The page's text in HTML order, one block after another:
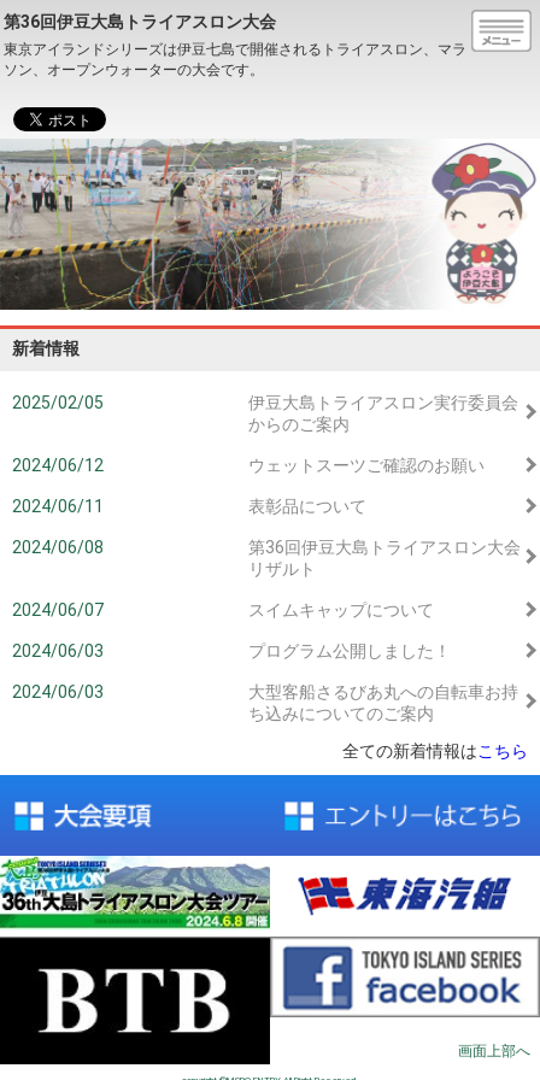
第36回伊豆大島トライアスロン大会
東京アイランドシリーズは伊豆七島で開催されるトライアスロン、マラ
ソン、オープンウォーターの大会です。
新着情報
2025/02/05
伊豆大島トライアスロン実行委員会
からのご案内
2024/06/12 ウェットスーツご確認のお願い
2024/06/11 表彰品について
2024/06/08
第36回伊豆大島トライアスロン大会
リザルト
2024/06/07 スイムキャップについて
2024/06/03 プログラム公開しました！
2024/06/03
大型客船さるびあ丸への自転車お持
ち込みについてのご案内
全ての新着情報はこちら
画面上部へ